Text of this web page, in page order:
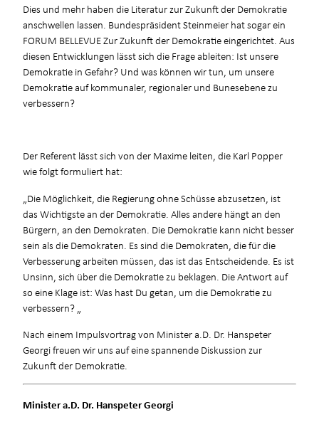
Dies und mehr haben die Literatur zur Zukunft der Demokratie
anschwellen lassen. Bundespräsident Steinmeier hat sogar ein
FORUM BELLEVUE Zur Zukunft der Demokratie eingerichtet. Aus
diesen Entwicklungen lässt sich die Frage ableiten: Ist unsere
Demokratie in Gefahr? Und was können wir tun, um unsere
Demokratie auf kommunaler, regionaler und Bunesebene zu
verbessern?
Der Referent lässt sich von der Maxime leiten, die Karl Popper
wie folgt formuliert hat:
„Die Möglichkeit, die Regierung ohne Schüsse abzusetzen, ist
das Wichtigste an der Demokratie. Alles andere hängt an den
Bürgern, an den Demokraten. Die Demokratie kann nicht besser
sein als die Demokraten. Es sind die Demokraten, die für die
Verbesserung arbeiten müssen, das ist das Entscheidende. Es ist
Unsinn, sich über die Demokratie zu beklagen. Die Antwort auf
so eine Klage ist: Was hast Du getan, um die Demokratie zu
verbessern?
Nach einem Impulsvortrag von Minister a.D. Dr. Hanspeter
Georgi freuen wir uns auf eine spannende Diskussion zur
Zukunft der Demokratie.
Minister a.D. Dr. Hanspeter Georgi